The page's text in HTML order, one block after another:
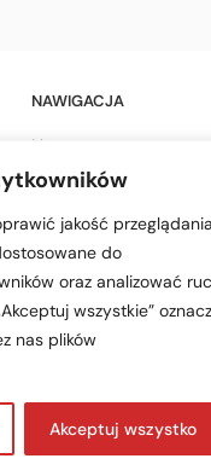
jakość
do
oraz analizować
wszystkie”
nas plików
Akceptuj wszystko
NAWIGACJA
Home
Sklep
O Firmie
Blog
Obsługa klienta